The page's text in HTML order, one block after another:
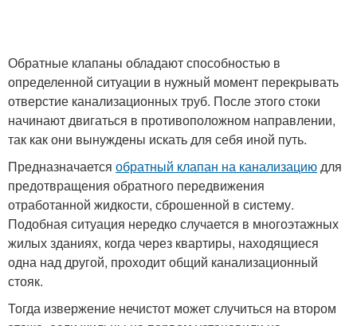
Обратные клапаны обладают способностью в
определенной ситуации в нужный момент перекрывать
отверстие канализационных труб. После этого стоки
начинают двигаться в противоположном направлении,
так как они вынуждены искать для себя иной путь.
Предназначается обратный клапан на канализациюдля
предотвращения обратного передвижения
отработанной жидкости, сброшенной в систему.
Подобная ситуация нередко случается в многоэтажных
жилых зданиях, когда через квартиры, находящиеся
одна над другой, проходит общий канализационный
стояк.
Тогда извержение нечистот может случиться на втором